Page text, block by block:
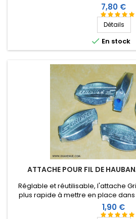
Prix
7,80 €
Détails
 En stock
ATTACHE POUR FIL DE
Réglable et réutilisable, l'attache
plus rapide à mettre en place
d'antennes verticales ou filaires
2,6 ou 3 mm.
Prix
1,90 €